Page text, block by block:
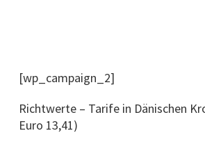
[wp_campaign_2]
Richtwerte – Tarife in Dänischen
Euro 13,41)